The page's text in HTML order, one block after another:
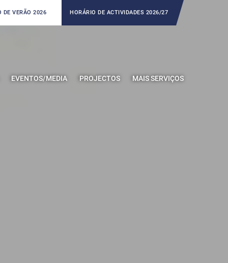
DE VERÃO 2026 HORÁRIO DE ACTIVIDADES 2026/27
EVENTOS/MEDIA PROJECTOS MAIS SERVIÇOS